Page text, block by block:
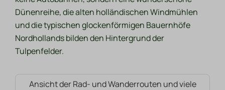
Dünenreihe, die alten holländischen Windmühlen
und die typischen glockenförmigen Bauernhöfe
Nordhollands bilden den Hintergrund der
Tulpenfelder.
Ansicht der Rad- und Wanderrouten und viele